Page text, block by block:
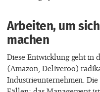
Arbeiten, um
machen
Diese Entwicklung geht in
(Amazon, Deliveroo)
Industrieunternehmen.